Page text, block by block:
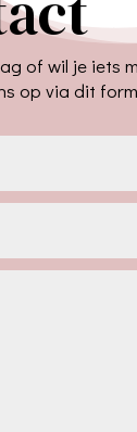
of wil je iets
op via dit